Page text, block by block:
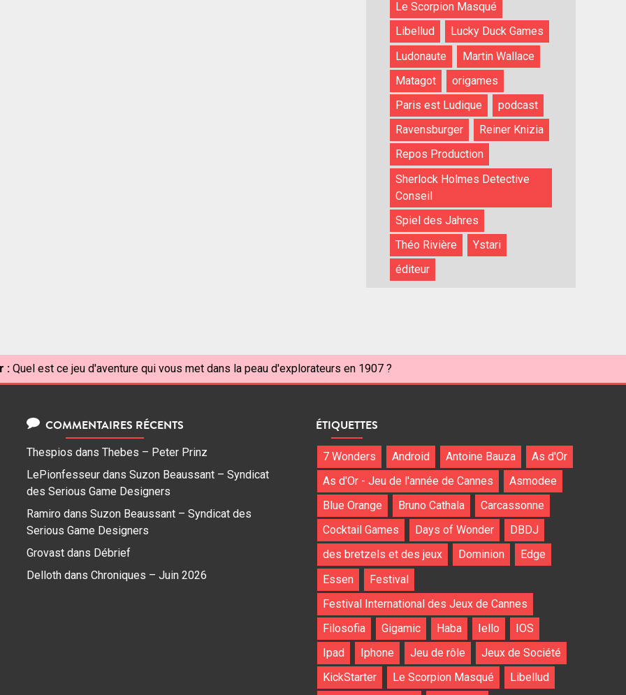
Le Scorpion Masqué
Libellud
Lucky Duck Games
Ludonaute
Martin Wallace
Matagot
origames
Paris est Ludique
podcast
Ravensburger
Reiner Knizia
Repos Production
Sherlock Holmes Detective
Conseil
Spiel des Jahres
Théo Rivière
Ystari
éditeur
: Quel est ce jeu d'aventure qui vous met dans la peau d'explorateurs en 1907 ?
COMMENTAIRES RÉCENTS
Thespios dans Thebes – Peter Prinz
LePionfesseur dans Suzon Beaussant – Syndicat
des Serious Game Designers
Ramiro dans Suzon Beaussant – Syndicat des
Serious Game Designers
Grovast dans Débrief
Delloth dans Chroniques – Juin 2026
ÉTIQUETTES
7 Wonders Android Antoine Bauza
As d'Or
As d'Or - Jeu de l'année de Cannes
Asmodee
Blue Orange
Bruno Cathala
Carcassonne
Cocktail Games
Days of Wonder
DBDJ
des bretzels et des jeux
Dominion
Edge
Essen
Festival
Festival International des Jeux de Cannes
Filosofia
Gigamic Haba Iello
IOS
Ipad
Iphone Jeu de rôle
Jeux de Société
KickStarter
Le Scorpion Masqué Libellud